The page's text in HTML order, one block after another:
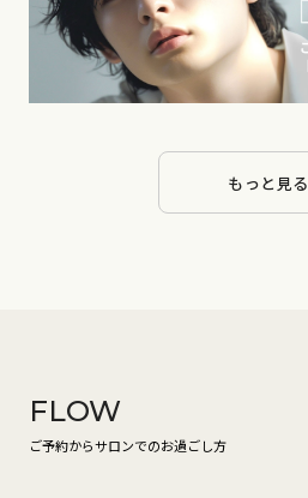
もっと見る
FLOW
ご予約からサロンでのお過ごし方